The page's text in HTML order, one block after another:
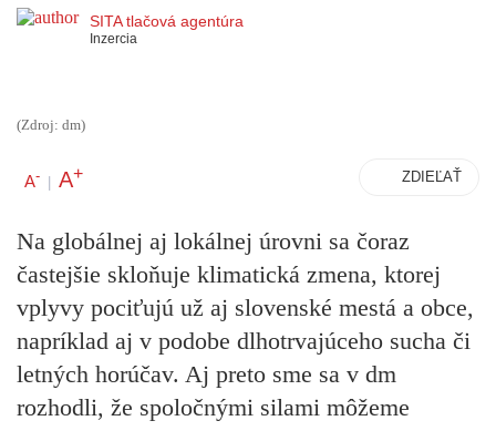
SITA tlačová agentúra
Inzercia
(Zdroj: dm)
A- | A+ ZDIEĽAŤ
Na globálnej aj lokálnej úrovni sa čoraz
častejšie skloňuje klimatická zmena, ktorej
vplyvy pociťujú už aj slovenské mestá a obce,
napríklad aj v podobe dlhotrvajúceho sucha či
letných horúčav. Aj preto sme sa v dm
rozhodli, že spoločnými silami môžeme